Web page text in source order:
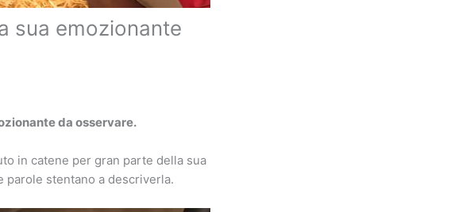
sua emozionante
da osservare.
in catene per gran parte della sua
parole stentano a descriverla.